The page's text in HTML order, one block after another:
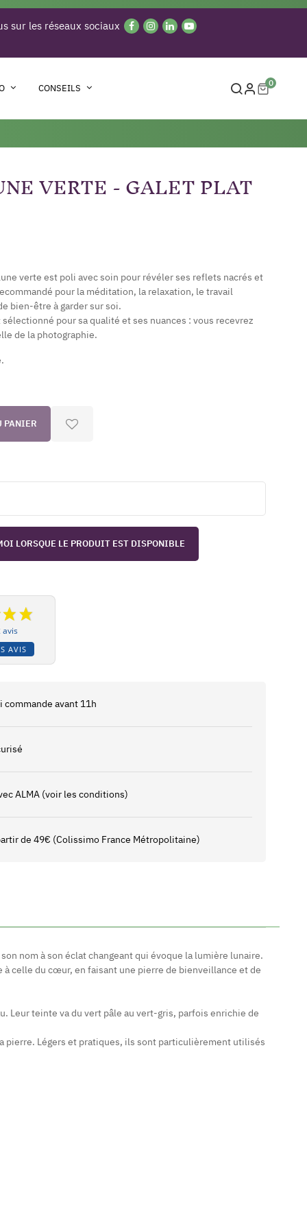
sur les réseaux sociaux
CONSEILS 0
VERTE - GALET PLAT
verte est poli avec soin pour révéler ses reflets nacrés et
pour la méditation, la relaxation, le travail
bien-être à garder sur soi.
pour sa qualité et ses nuances : vous recevrez
de la photographie.
PANIER
LORSQUE LE PRODUIT EST DISPONIBLE
avis
AVIS
avant 11h
ALMA (voir les conditions)
de 49€ (Colissimo France Métropolitaine)
nom à son éclat changeant qui évoque la lumière lunaire.
à celle du cœur, en faisant une pierre de bienveillance et de
Leur teinte va du vert pâle au vert-gris, parfois enrichie de
pierre. Légers et pratiques, ils sont particulièrement utilisés